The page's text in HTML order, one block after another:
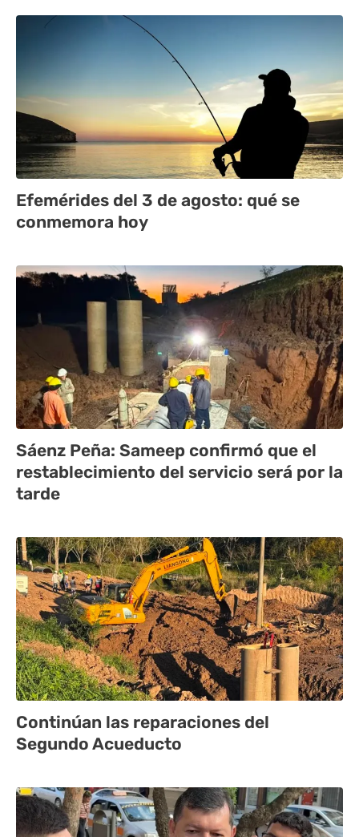
Efemérides del 3 de agosto: qué se
conmemora hoy
Sáenz Peña: Sameep confirmó que el
restablecimiento del servicio será por la
tarde
Continúan las reparaciones del
Segundo Acueducto